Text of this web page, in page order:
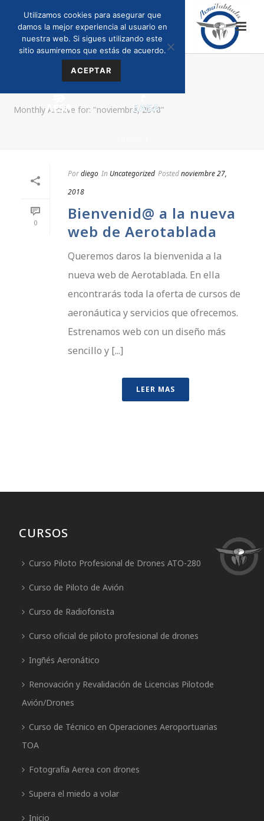
ARCHIVES
Monthly Archive for: "noviembre, 2018"
0
Pordiego In Uncategorized Postednoviembre 27,
2018
Bienvenid@ a la nueva
web de Aerotablada
Queremos daros la bienvenida a la
nueva web de Aerotablada. En ella
encontrarás toda la oferta de cursos de
aeronáutica y servicios que ofrecemos.
Estrenamos web con un diseño más
sencillo y [...]
LEER MAS
CURSOS
Curso Piloto Profesional de Drones ATO-280
Curso de Piloto de Avión
Curso de Radiofonista
Curso oficial de piloto profesional de drones
Ingñés Aeronático
Renovación y Revalidación de Licencias Pilotode
Avión/Drones
Curso de Técnico en Operaciones Aeroportuarias
TOA
Fotografía Aerea con drones
Supera el miedo a volar
Inicio
Utilizamos cookies para asegurar que
damos la mejor experiencia al usuario en
nuestra web. Si sigues utilizando este
sitio asumiremos que estás de acuerdo.
ACEPTAR